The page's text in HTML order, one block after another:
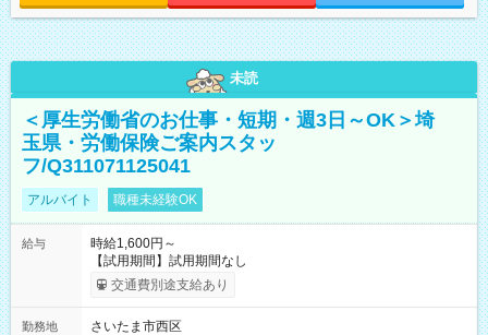
未読
＜厚生労働省のお仕事・短期・週3日～OK＞埼
玉県・労働保険ご案内スタッ
フ/Q311071125041
アルバイト 職種未経験OK
給与
時給1,600円～
【試用期間】試用期間なし
交通費別途支給あり
勤務地
さいたま市西区